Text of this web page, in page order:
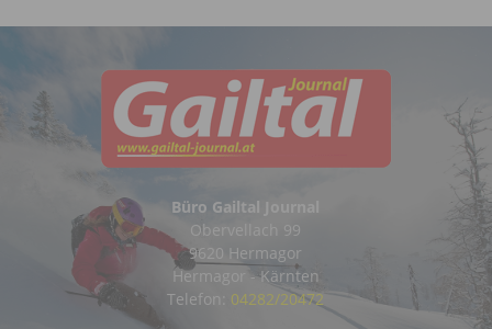
Büro Gailtal Journal
Obervellach 99
9620 Hermagor
Hermagor - Kärnten
Telefon: 04282/20472